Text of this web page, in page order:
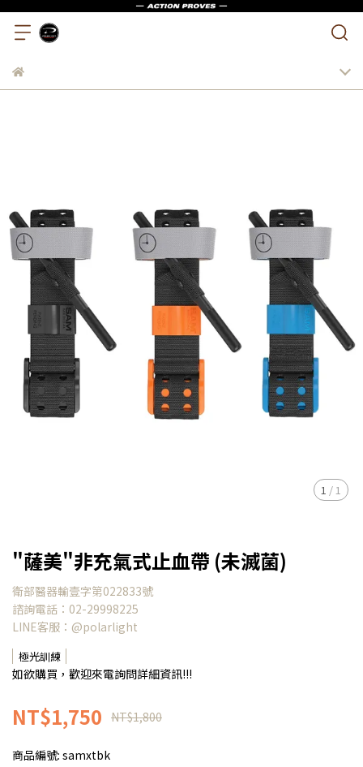
1 / 1
"薩美"非充氣式止血帶 (未滅菌)
衛部醫器輸壹字第022833號
諮詢電話：02-29998225
LINE客服：@polarlight
極光訓練
如欲購買，歡迎來電詢問詳細資訊!!!
NT$1,750 NT$1,800
商品編號: samxtbk